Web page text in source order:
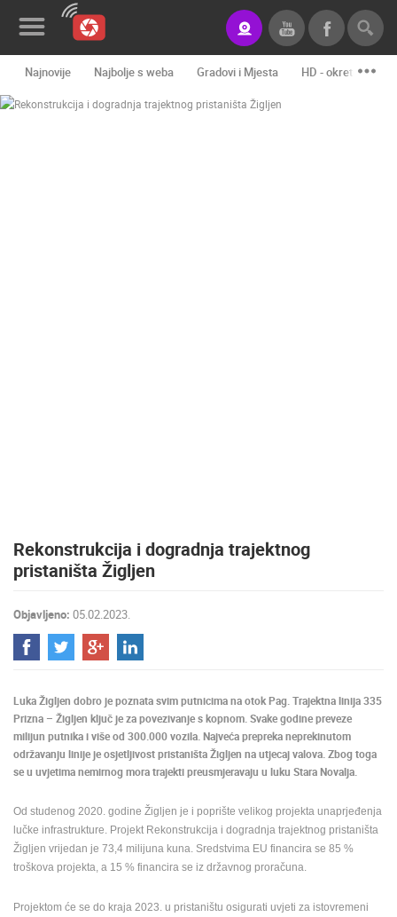
Novosti&Blog
WEB
KAMERE
USE
PRIVACY
POLICY
BANERI
HRVATSKI
ENGLISH
Najnovije Najbolje s weba Gradovi i Mjesta HD - okretne
Rekonstrukcija i dogradnja trajektnog
pristaništa Žigljen
Objavljeno: 05.02.2023.
Luka Žigljen dobro je poznata svim putnicima na otok Pag. Trajektna linija 335
Prizna – Žigljen ključ je za povezivanje s kopnom. Svake godine preveze
milijun putnika i više od 300.000 vozila. Najveća prepreka neprekinutom
održavanju linije je osjetljivost pristaništa Žigljen na utjecaj valova. Zbog toga
se u uvjetima nemirnog mora trajekti preusmjeravaju u luku Stara Novalja.
Od studenog 2020. godine Žigljen je i poprište velikog projekta unaprjeđenja
lučke infrastrukture. Projekt Rekonstrukcija i dogradnja trajektnog pristaništa
Žigljen vrijedan je 73,4 milijuna kuna. Sredstvima EU financira se 85 %
troškova projekta, a 15 % financira se iz državnog proračuna.
Projektom će se do kraja 2023. u pristaništu osigurati uvjeti za istovremeni